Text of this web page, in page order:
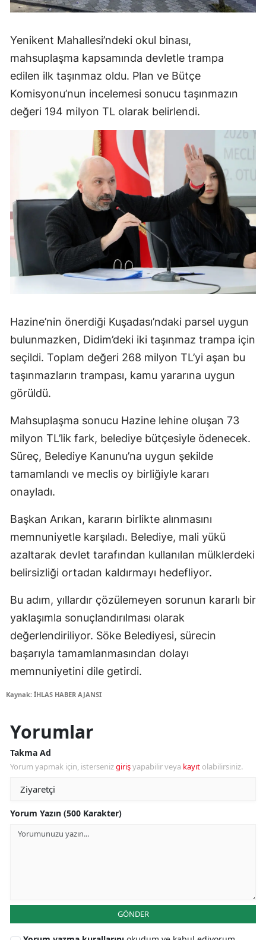
Yenikent Mahallesi’ndeki okul binası,
mahsuplaşma kapsamında devletle trampa
edilen ilk taşınmaz oldu. Plan ve Bütçe
Komisyonu’nun incelemesi sonucu taşınmazın
değeri 194 milyon TL olarak belirlendi.
Hazine’nin önerdiği Kuşadası’ndaki parsel uygun
bulunmazken, Didim’deki iki taşınmaz trampa için
seçildi. Toplam değeri 268 milyon TL’yi aşan bu
taşınmazların trampası, kamu yararına uygun
görüldü.
Mahsuplaşma sonucu Hazine lehine oluşan 73
milyon TL’lik fark, belediye bütçesiyle ödenecek.
Süreç, Belediye Kanunu’na uygun şekilde
tamamlandı ve meclis oy birliğiyle kararı
onayladı.
Başkan Arıkan, kararın birlikte alınmasını
memnuniyetle karşıladı. Belediye, mali yükü
azaltarak devlet tarafından kullanılan mülklerdeki
belirsizliği ortadan kaldırmayı hedefliyor.
Bu adım, yıllardır çözülemeyen sorunun kararlı bir
yaklaşımla sonuçlandırılması olarak
değerlendiriliyor. Söke Belediyesi, sürecin
başarıyla tamamlanmasından dolayı
memnuniyetini dile getirdi.
Kaynak: İHLAS HABER AJANSI
Yorumlar
Takma Ad
Yorum yapmak için, istersenizgirişyapabilir veya kayıt olabilirsiniz.
Yorum Yazın (500 Karakter)
GÖNDER